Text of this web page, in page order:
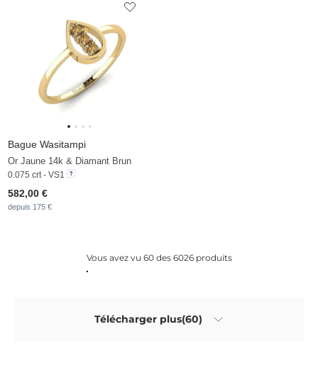
Bague Wasitampi
Or Jaune 14k & Diamant Brun
0.075 crt - VS1
582,00 €
depuis 175 €
Vous avez vu 60 des 6026 produits
Télécharger plus(60)